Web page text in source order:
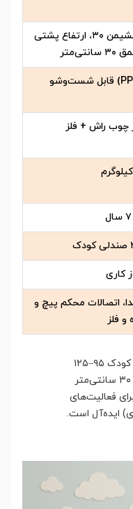
ارتفاع کل ۷۳، ارتفاع نشیمن ۳۰، ارتفاع پشتی
چوب راش + فلز
اتصالات محکم پیچ و
و فلز
قد کودک ۹۵–۱۲۵
سانتی‌متر → ارتفاع نشیمن ۳۰ سانتی‌متر
برای فعالیت‌های
ایده‌آل است.